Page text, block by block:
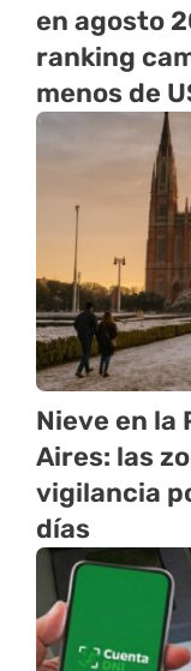
en agosto
ranking
menos de
Nieve en la
Aires: las
vigilancia
días